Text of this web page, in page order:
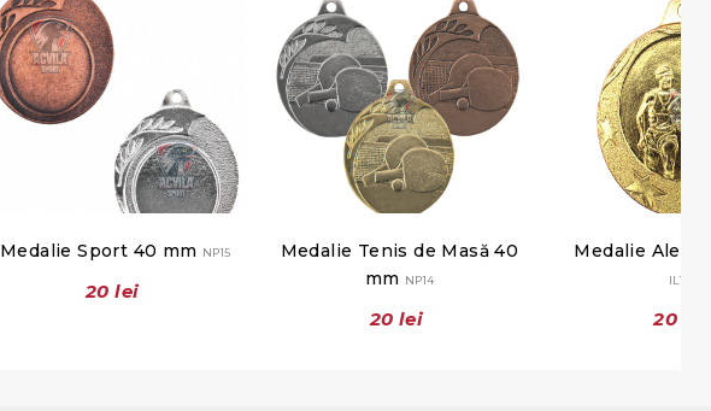
Medalie Sport 40 mm NP15
20 lei
Medalie Tenis de Masă 40
mm
NP14
20 lei
Medalie
IL104
20 lei